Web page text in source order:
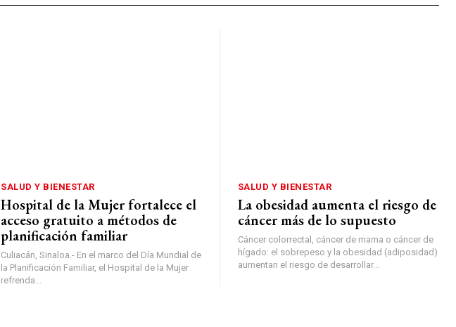
SALUD Y BIENESTAR
Hospital de la Mujer fortalece el
acceso gratuito a métodos de
planificación familiar
Culiacán, Sinaloa.- En el marco del Día Mundial de
la Planificación Familiar, el Hospital de la Mujer
refrenda...
SALUD Y BIENESTAR
La obesidad aumenta el riesgo de
cáncer más de lo supuesto
Cáncer colorrectal, cáncer de mama o cáncer de
hígado: el sobrepeso y la obesidad (adiposidad)
aumentan el riesgo de desarrollar...